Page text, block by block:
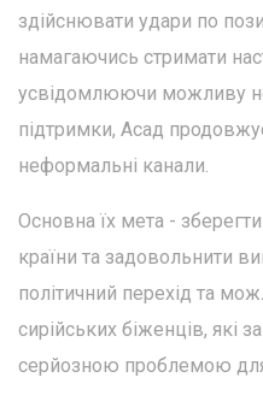
здійснювати удари по
намагаючись стримати
усвідомлюючи можливу
підтримки, Асад
неформальні канали.
Основна їх мета -
країни та задовольнити
політичний перехід та
сирійських біженців, які
серйозною проблемою